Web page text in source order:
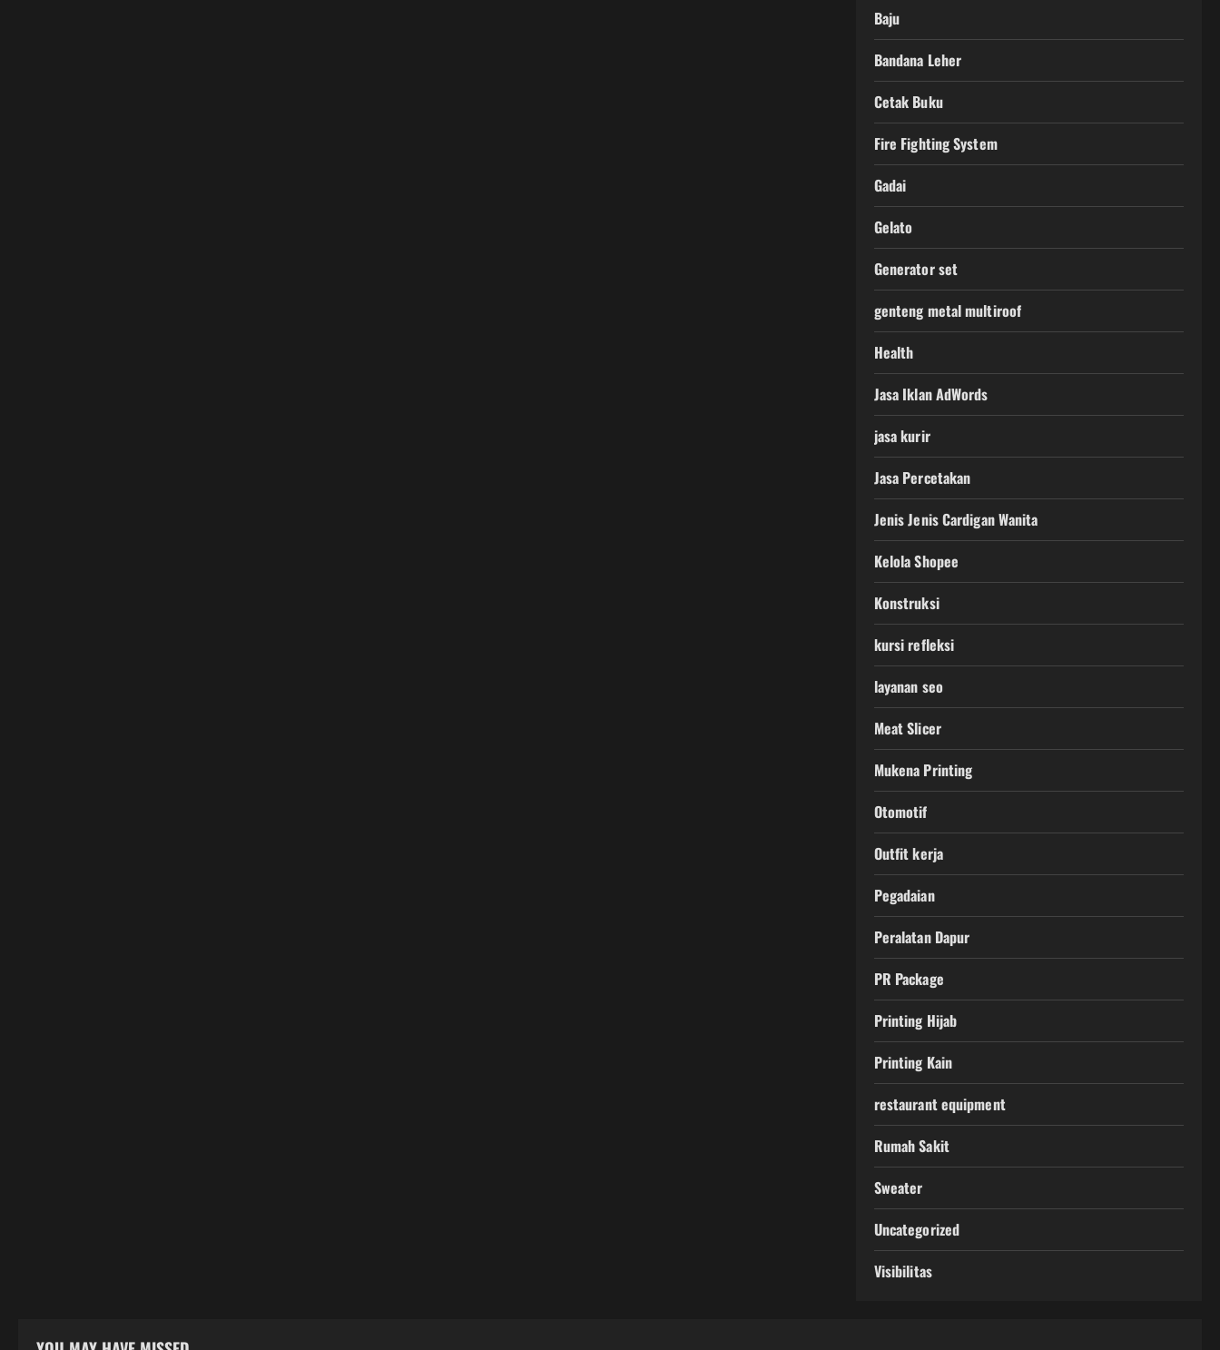
Baju
Bandana Leher
Cetak Buku
Fire Fighting System
Gadai
Gelato
Generator set
genteng metal multiroof
Health
Jasa Iklan AdWords
jasa kurir
Jasa Percetakan
Jenis Jenis Cardigan Wanita
Kelola Shopee
Konstruksi
kursi refleksi
layanan seo
Meat Slicer
Mukena Printing
Otomotif
Outfit kerja
Pegadaian
Peralatan Dapur
PR Package
Printing Hijab
Printing Kain
restaurant equipment
Rumah Sakit
Sweater
Uncategorized
Visibilitas